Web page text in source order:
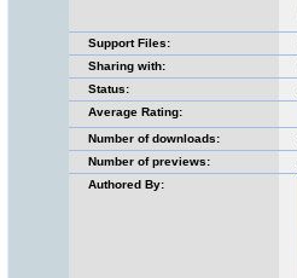
Support Files:
Sharing with:
Status:
Average Rating:
Number of downloads:
Number of previews:
Authored By: